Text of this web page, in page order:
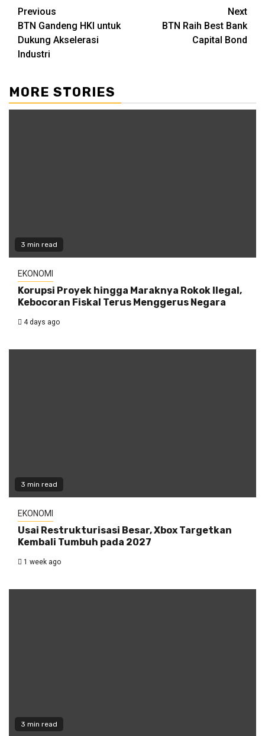
Continue
Reading
Previous
BTN Gandeng HKI untuk
Dukung Akselerasi
Industri
Next
BTN Raih Best Bank
Capital Bond
MORE STORIES
3 min read
EKONOMI
Korupsi Proyek hingga Maraknya Rokok Ilegal,
Kebocoran Fiskal Terus Menggerus Negara
4 days ago
3 min read
EKONOMI
Usai Restrukturisasi Besar, Xbox Targetkan
Kembali Tumbuh pada 2027
1 week ago
3 min read